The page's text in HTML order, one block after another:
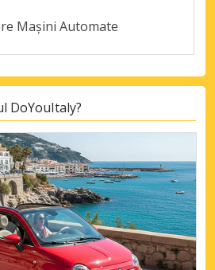
Mașini Automate
DoYouItaly?